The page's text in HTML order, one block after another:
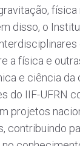
física
disso, o
a física e
e ciência da
do IIF-UFRN
projetos
contribuindo